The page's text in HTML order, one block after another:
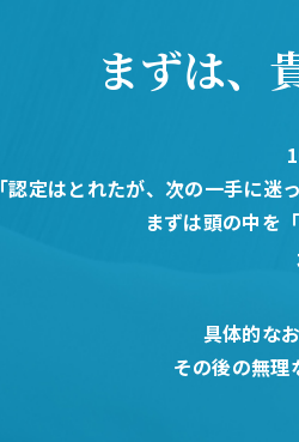
まずは、
「認定はとれたが、次の一手に
まずは頭の中を
具体的な
その後の無理